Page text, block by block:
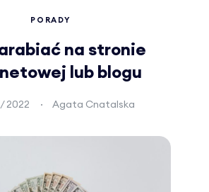
PORADY
na stronie
lub blogu
2022 Agata Cnatalska